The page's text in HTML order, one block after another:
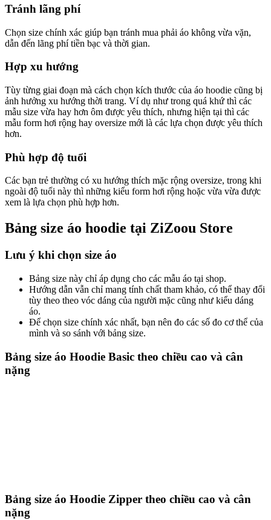
Tránh lãng phí
Chọn size chính xác giúp bạn tránh mua phải áo không vừa vặn,
dẫn đến lãng phí tiền bạc và thời gian.
Hợp xu hướng
Tùy từng giai đoạn mà cách chọn kích thước của áo hoodie cũng bị
ảnh hưởng xu hướng thời trang. Ví dụ như trong quá khứ thì các
mẫu size vừa hay hơn ôm được yêu thích, nhưng hiện tại thì các
mẫu form hơi rộng hay oversize mới là các lựa chọn được yêu thích
hơn.
Phù hợp độ tuổi
Các bạn trẻ thường có xu hướng thích mặc rộng oversize, trong khi
ngoài độ tuổi này thì những kiểu form hơi rộng hoặc vừa vừa được
xem là lựa chọn phù hợp hơn.
Bảng size áo hoodie tại ZiZoou Store
Lưu ý khi chọn size áo
Bảng size này chỉ áp dụng cho các mẫu áo tại shop.
Hướng dẫn vẫn chỉ mang tính chất tham khảo, có thể thay đổi
tùy theo theo vóc dáng của người mặc cũng như kiểu dáng
áo.
Để chọn size chính xác nhất, bạn nên đo các số đo cơ thể của
mình và so sánh với bảng size.
Bảng size áo Hoodie Basic theo chiều cao và cân
nặng
Bảng size áo Hoodie Zipper theo chiều cao và cân
nặng